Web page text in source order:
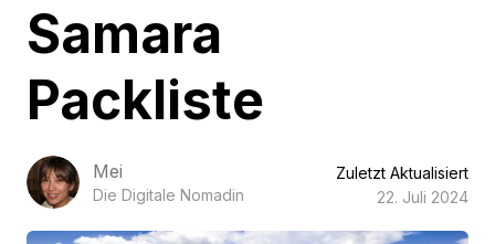
Samara
Packliste
Mei
Die Digitale Nomadin
Zuletzt Aktualisiert
22. Juli 2024